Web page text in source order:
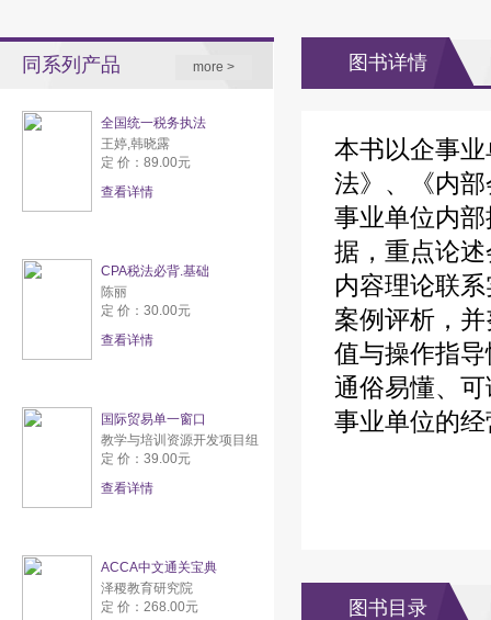
同系列产品 more >
全国统一税务执法
王婷,韩晓露
定 价：89.00元
查看详情
CPA税法必背.基础
陈丽
定 价：30.00元
查看详情
国际贸易单一窗口
教学与培训资源开发项目组
定 价：39.00元
查看详情
ACCA中文通关宝典
泽稷教育研究院
定 价：268.00元
图书详情
本书以企事
法》、《内
事业单位内
据，重点论
内容理论联
案例评析，
值与操作指
通俗易懂、
事业单位的
图书目录